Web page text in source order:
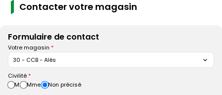
Contacter votre magasin
Formulaire de contact
Votre magasin
30 - CCB - Alès
Civilité
M.
Mme. Non précisé